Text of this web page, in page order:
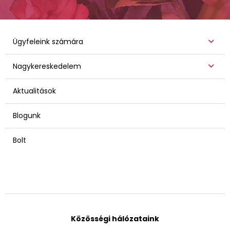
Ügyfeleink számára
Nagykereskedelem
Aktualitások
Blogunk
Bolt
Közösségi hálózataink